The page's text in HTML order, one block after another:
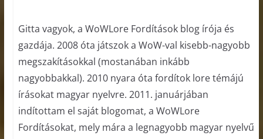
Gitta vagyok, a WoWLore Fordítások blog írója és
gazdája. 2008 óta játszok a WoW-val kisebb-nagyobb
megszakításokkal (mostanában inkább
nagyobbakkal). 2010 nyara óta fordítok lore témájú
írásokat magyar nyelvre. 2011. januárjában
indítottam el saját blogomat, a WoWLore
Fordításokat, mely mára a legnagyobb magyar nyelvű